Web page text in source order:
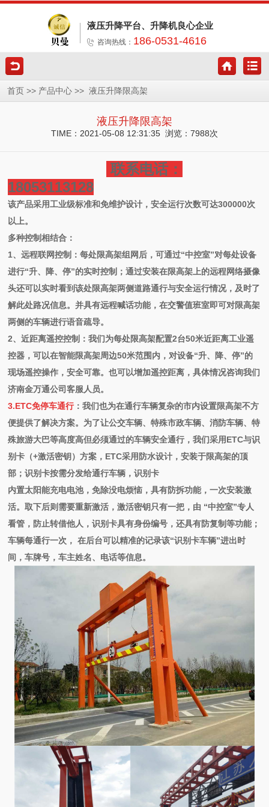
液压升降平台、升降机良心企业
咨询热线： 186-0531-4616
首页 >> 产品中心 >> 液压升降限高架
液压升降限高架
TIME：2021-05-08 12:31:35 浏览：7988次
联系电话：
18053113128
该产品采用工业级标准和免维护设计，安全运行次数可达300000次
以上。
多种控制相结合：
1、远程联网控制：每处限高架组网后，可通过“中控室”对每处设备
进行“升、降、停”的实时控制；通过安装在限高架上的远程网络摄像
头还可以实时看到该处限高架两侧道路通行与安全运行情况，及时了
解此处路况信息。并具有远程喊话功能，在交警值班室即可对限高架
两侧的车辆进行语音疏导。
2、近距离遥控控制：我们为每处限高架配置2台50米近距离工业遥
控器，可以在智能限高架周边50米范围内，对设备“升、降、停”的
现场遥控操作，安全可靠。也可以增加遥控距离，具体情况咨询我们
济南金万通公司客服人员。
3.ETC免停车通行：我们也为在通行车辆复杂的市内设置限高架不方
便提供了解决方案。为了让公交车辆、特殊市政车辆、消防车辆、特
殊旅游大巴等高度高但必须通过的车辆安全通行，我们采用ETC与识
别卡（+激活密钥）方案，ETC采用防水设计，安装于限高架的顶
部；识别卡按需分发给通行车辆，识别卡
内置太阳能充电电池，免除没电烦恼，具有防拆功能，一次安装激
活。取下后则需要重新激活，激活密钥只有一把，由 “中控室”专人
看管，防止转借他人，识别卡具有身份编号，还具有防复制等功能；
车辆每通行一次， 在后台可以精准的记录该“识别卡车辆”进出时
间，车牌号，车主姓名、电话等信息。